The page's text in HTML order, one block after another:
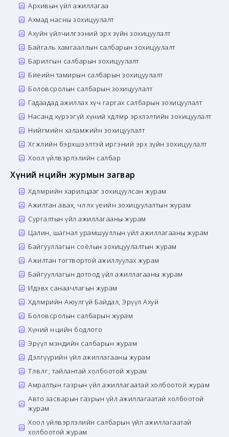
Архивын үйл ажиллагаа
Ахмад насны зохицуулалт
Ахуйн үйлчилгээний эрх зүйн зохицуулалт
Байгаль хамгааллын салбарын зохицуулалт
Барилгын салбарын зохицуулалт
Биеийн тамирын салбарын зохицуулалт
Боловсролын салбарын зохицуулалт
Гадаадад ажиллах хүч гаргах салбарын зохицуулалт
Насанд хүрээгүй хүний хөдөлмөр эрхлэлтийн зохицуулалт
Нийгмийн халамжийн зохицуулалт
Хөгжлийн бэрхшээлтэй иргэний эрх зүйн зохицуулалт
Хоол үйлвэрлэлийн салбар
Хүний нөөцийн журмын загвар
Хөдөлмөрийн харилцааг зохицуулсан журам
Ажилтан авах, чөлөөлөх үеийн зохицуулалтын журам
Сургалтын үйл ажиллагааны журам
Цалин, шагнал урамшууллын үйл ажиллагааны журам
Байгууллагын соёлын зохицуулалтын журам
Ажилтан тогтвортой ажиллуулах журам
Байгууллагын дотоод үйл ажиллагааны журам
Идэвх санаачлагын журам
Хөдөлмөрийн Аюулгүй Байдал, Эрүүл Ахуй
Боловсролын салбарын журам
Хүний нөөцийн бодлого
Эрүүл мэндийн салбарын журам
Дэлгүүрийн үйл ажиллагааны журам
Төлөвлөгөө, тайлантай холбоотой журам
Амралтын газрын үйл ажиллагаатай холбоотой журам
Авто засварын газрын үйл ажиллагаатай холбоотой
журам
Хоол үйлвэрлэлийн салбарын үйл ажиллагаатай
холбоотой журам